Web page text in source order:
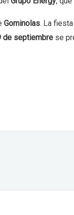
Gominolas. La
de septiembre se